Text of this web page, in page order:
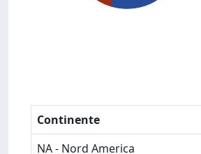
Continente
NA - Nord America